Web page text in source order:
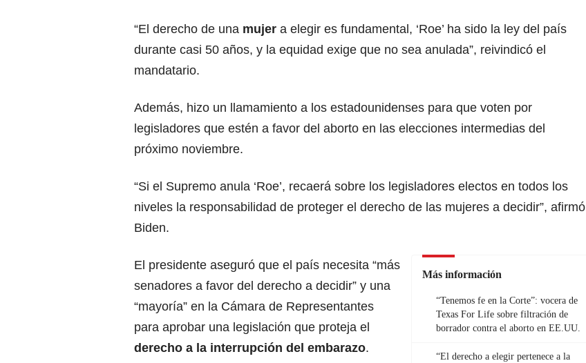
“El derecho de una mujer a elegir es fundamental, ‘Roe’ ha sido la ley del país
durante casi 50 años, y la equidad exige que no sea anulada”, reivindicó el
mandatario.
Además, hizo un llamamiento a los estadounidenses para que voten por
legisladores que estén a favor del aborto en las elecciones intermedias del
próximo noviembre.
“Si el Supremo anula ‘Roe’, recaerá sobre los legisladores electos en todos los
niveles la responsabilidad de proteger el derecho de las mujeres a decidir”, afirmó
Biden.
Más información
“Tenemos fe en la Corte”: vocera de
Texas For Life sobre filtración de
borrador contra el aborto en EE.UU.
“El derecho a elegir pertenece a la
El presidente aseguró que el país necesita “más
senadores a favor del derecho a decidir” y una
“mayoría” en la Cámara de Representantes
para aprobar una legislación que proteja el
derecho a la interrupción del embarazo.